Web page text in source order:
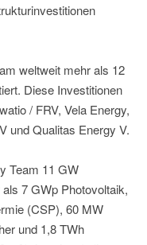
weltweit mehr als 12
Diese Investitionen
/ FRV, Vela Energy,
und Qualitas Energy V.
Team 11 GW
7 GWp Photovoltaik,
(CSP), 60 MW
und 1,8 TWh